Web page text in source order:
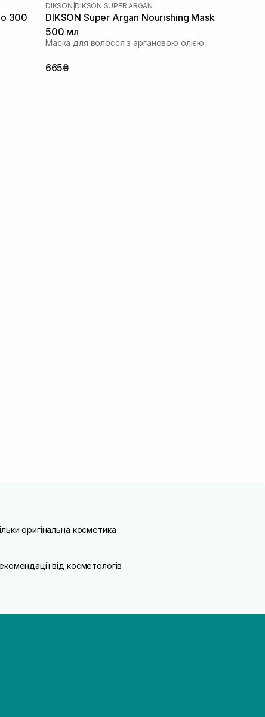
300
DIKSON DIKSON SUPER ARGAN
DIKSON Super Argan Nourishing Mask
500 мл
Маска для волосся з аргановою олією
665₴
оригінальна косметика
від косметологів